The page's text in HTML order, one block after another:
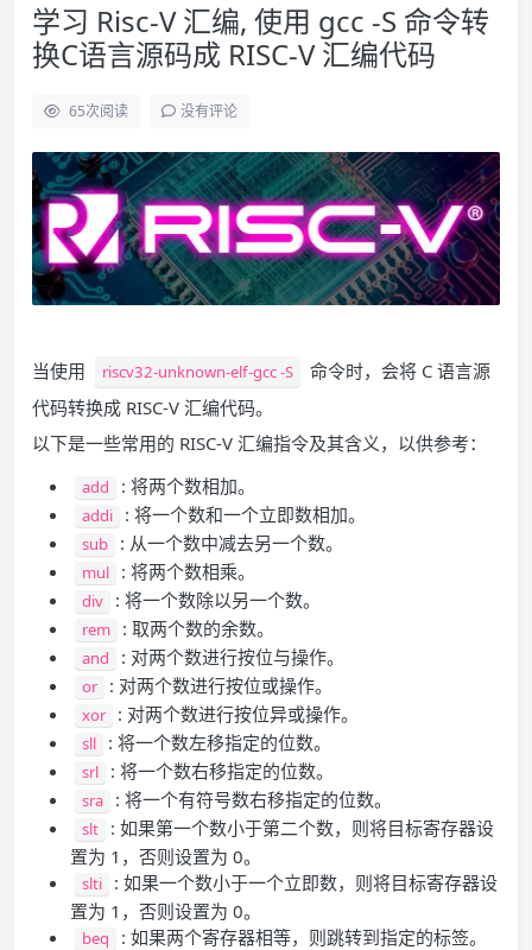
学习 Risc-V 汇编, 使用 gcc -S 命令转
换C语言源码成 RISC-V 汇编代码
65次阅读 没有评论
当使用 riscv32-unknown-elf-gcc -S
命令时，会将 C 语言源
代码转换成 RISC-V 汇编代码。
以下是一些常用的 RISC-V 汇编指令及其含义，以供参考：
add : 将两个数相加。
addi : 将一个数和一个立即数相加。
sub : 从一个数中减去另一个数。
mul : 将两个数相乘。
div : 将一个数除以另一个数。
rem : 取两个数的余数。
and : 对两个数进行按位与操作。
or : 对两个数进行按位或操作。
xor : 对两个数进行按位异或操作。
sll : 将一个数左移指定的位数。
srl : 将一个数右移指定的位数。
sra : 将一个有符号数右移指定的位数。
slt
: 如果第一个数小于第二个数，则将目标寄存器设
置为 1，否则设置为 0。
slti
: 如果一个数小于一个立即数，则将目标寄存器设
置为 1，否则设置为 0。
beq : 如果两个寄存器相等，则跳转到指定的标签。